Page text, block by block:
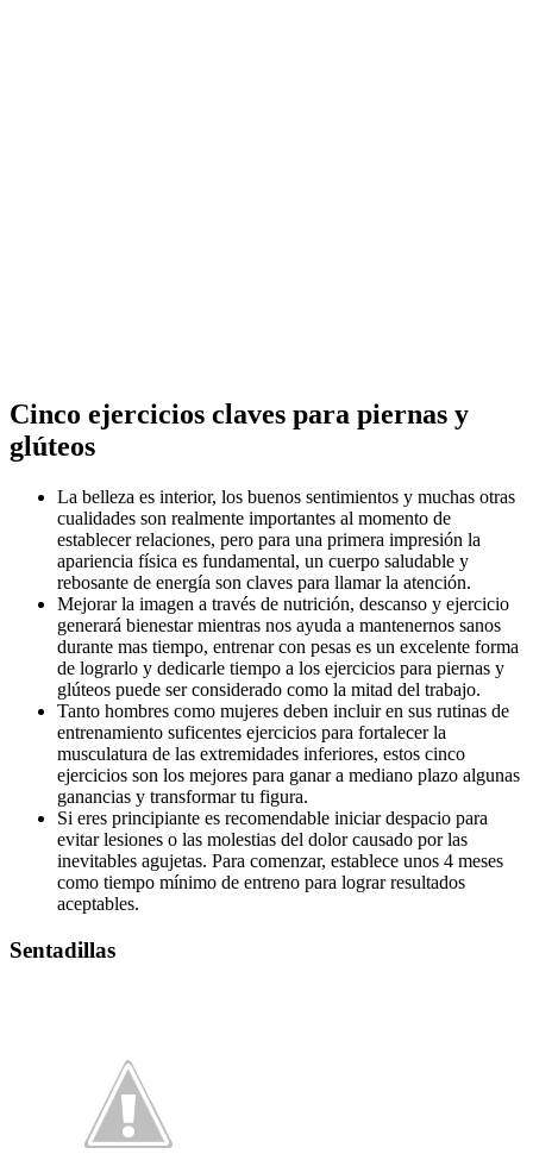
Cinco ejercicios claves para piernas y
glúteos
La belleza es interior, los buenos sentimientos y muchas otras
cualidades son realmente importantes al momento de
establecer relaciones, pero para una primera impresión la
apariencia física es fundamental, un cuerpo saludable y
rebosante de energía son claves para llamar la atención.
Mejorar la imagen a través de nutrición, descanso y ejercicio
generará bienestar mientras nos ayuda a mantenernos sanos
durante mas tiempo, entrenar con pesas es un excelente forma
de lograrlo y dedicarle tiempo a los ejercicios para piernas y
glúteos puede ser considerado como la mitad del trabajo.
Tanto hombres como mujeres deben incluir en sus rutinas de
entrenamiento suficentes ejercicios para fortalecer la
musculatura de las extremidades inferiores, estos cinco
ejercicios son los mejores para ganar a mediano plazo algunas
ganancias y transformar tu figura.
Si eres principiante es recomendable iniciar despacio para
evitar lesiones o las molestias del dolor causado por las
inevitables agujetas. Para comenzar, establece unos 4 meses
como tiempo mínimo de entreno para lograr resultados
aceptables.
Sentadillas